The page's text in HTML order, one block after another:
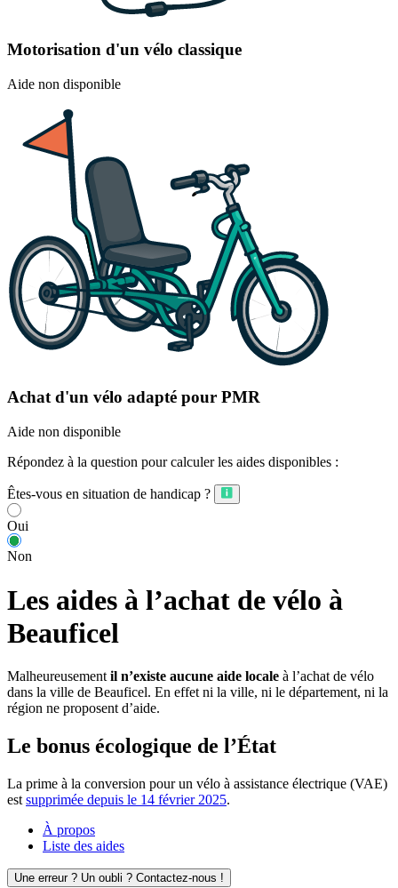
Motorisation d'un vélo classique
Aide non disponible
Achat d'un vélo adapté pour PMR
Aide non disponible
Répondez à la question pour calculer les aides disponibles :
Êtes-vous en situation de handicap ?
Oui
Non
Les aides à l’achat de vélo à
Beauficel
Malheureusement il n’existe aucune aide locale à l’achat de vélo
dans la ville de Beauficel. En effet ni la ville, ni le département, ni la
région ne proposent d’aide.
Le bonus écologique de l’État
La prime à la conversion pour un vélo à assistance électrique (VAE)
est supprimée depuis le 14 février 2025.
À propos
Liste des aides
Une erreur ? Un oubli ? Contactez-nous !